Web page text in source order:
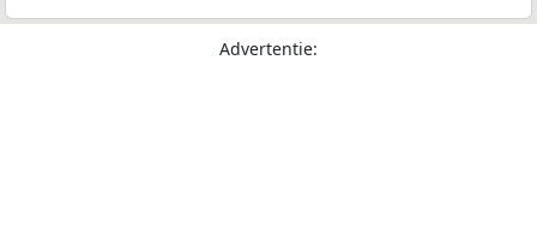
Advertentie: